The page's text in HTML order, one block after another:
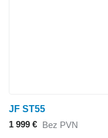
JF ST55
1 999 € Bez PVN